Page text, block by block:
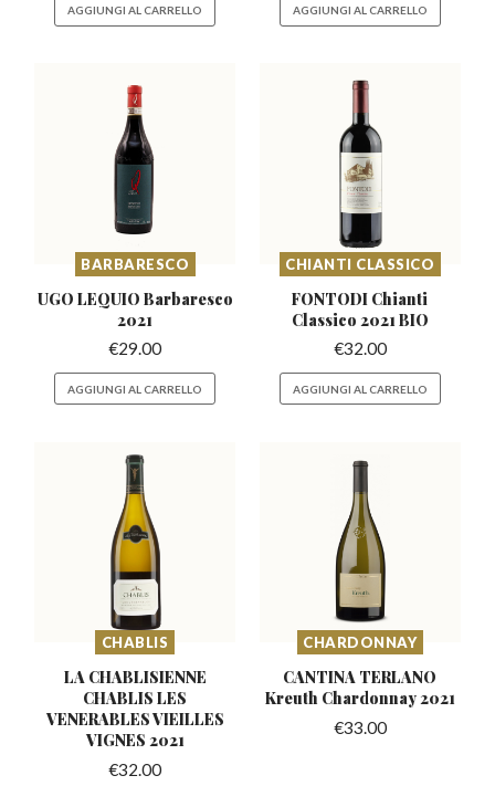
AGGIUNGI AL CARRELLO AGGIUNGI AL CARRELLO
BARBARESCO
UGO LEQUIO Barbaresco
2021
€29.00
AGGIUNGI AL CARRELLO
CHIANTI CLASSICO
FONTODI Chianti
Classico 2021 BIO
€32.00
AGGIUNGI AL CARRELLO
CHABLIS
LA CHABLISIENNE
CHABLIS LES
VENERABLESVIEILLES
VIGNES 2021
€32.00
CHARDONNAY
CANTINA TERLANO
Kreuth Chardonnay 2021
€33.00